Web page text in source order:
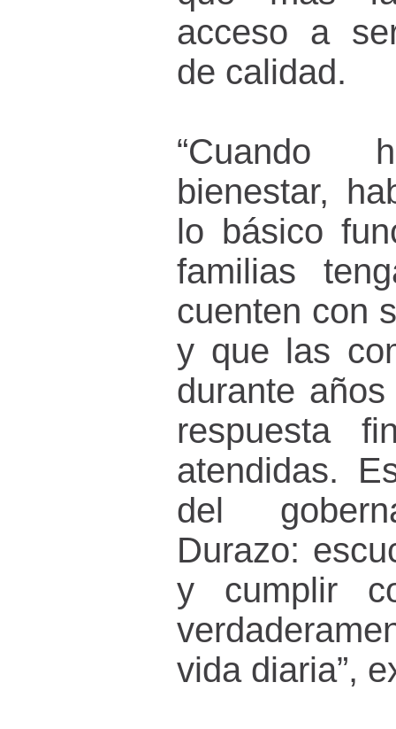
acceso a
de calidad.
“Cuando
bienestar,
lo básico
familias
cuenten con
y que las
durante
respuesta
atendidas.
del
Durazo:
y cumplir
vida diaria”,